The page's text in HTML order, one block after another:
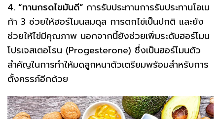
4. “ทานกรดไขมันดี” การรับประทานการรับประทานโอเม
ก้า 3 ช่วยให้ฮอร์โมนสมดุล การตกไข่เป็นปกติ และยัง
ช่วยให้ไข่มีคุณภาพ นอกจากนี้ยังช่วยเพิ่มระดับฮอร์โมน
โปรเจสเตอโรน (Progesterone) ซึ่งเป็นฮอร์โมนตัว
สำคัญในการทำให้มดลูกหนาตัวเตรียมพร้อมสำหรับการ
ตั้งครรภ์อีกด้วย